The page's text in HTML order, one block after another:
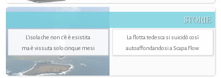
STORIE
L’isola che non c'è è esistita
ma è vissuta solo cinque mesi
La flotta tedesca si suicidò così
autoaffondandosi a Scapa Flow